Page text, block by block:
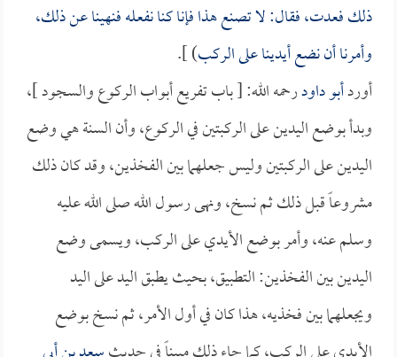
ذلك فعدت، فقال: لا تصنع هذا فإنا كنا نفعله فنهينا عن ذلك،
وأمرنا أن نضع أيدينا على الركب) ].
أوردأبو داودرحمه الله: [ باب تفريع أبواب الركوع والسجود ]،
وبدأ بوضع اليدين على الركبتين في الركوع، وأن السنة هي وضع
اليدين على الركبتين وليس جعلهما بين الفخذين، وقد كان ذلك
مشروعاً قبل ذلك ثم نسخ، ونهى رسول الله صلى الله عليه
وسلم عنه، وأمر بوضع الأيدي على الركب، ويسمى وضع
اليدين بين الفخذين: التطبيق، بحيث يطبق اليد على اليد
ويجعلهما بين فخذيه، هذا كان في أول الأمر، ثم نسخ بوضع